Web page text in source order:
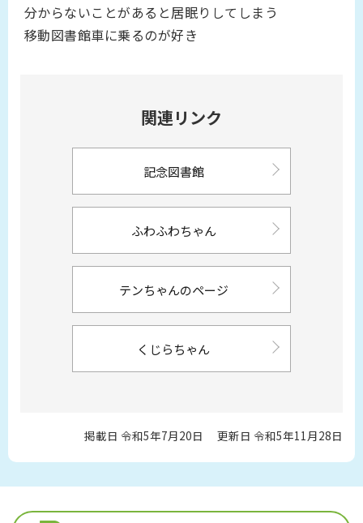
分からないことがあると居眠りしてしまう
移動図書館車に乗るのが好き
関連リンク
記念図書館
ふわふわちゃん
テンちゃんのページ
くじらちゃん
掲載日 令和5年7月20日 更新日 令和5年11月28日